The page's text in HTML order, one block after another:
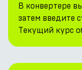
В конвертере
затем введите
Текущий курс